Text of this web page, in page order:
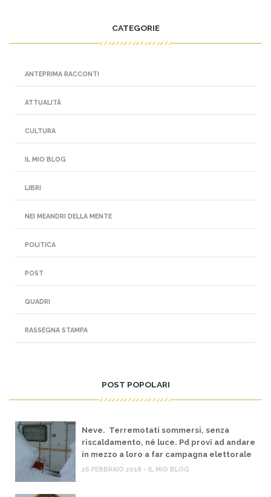
CATEGORIE
ANTEPRIMA RACCONTI
ATTUALITÀ
CULTURA
IL MIO BLOG
LIBRI
NEI MEANDRI DELLA MENTE
POLITICA
POST
QUADRI
RASSEGNA STAMPA
POST POPOLARI
Neve. Terremotati sommersi, senza
riscaldamento, né luce. Pd provi ad andare
in mezzo a loro a far campagna elettorale
26 FEBBRAIO 2018 - IL MIO BLOG